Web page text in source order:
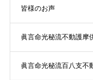
皆様のお声
眞言命光秘流不動護摩
眞言命光秘流百八支不